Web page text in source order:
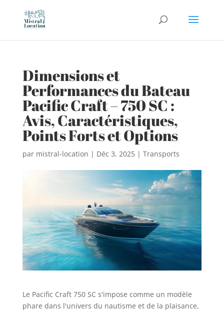
Dimensions et
Performances du Bateau
Pacific Craft – 750 SC :
Avis, Caractéristiques,
Points Forts et Options
par mistral-location | Déc 3, 2025| Transports
Le Pacific Craft 750 SC s'impose comme un modèle
phare dans l'univers du nautisme et de la plaisance,